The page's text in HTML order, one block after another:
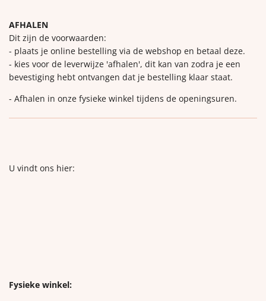
AFHALEN
Dit zijn de voorwaarden:
- plaats je online bestelling via de webshop en betaal deze.
- kies voor de leverwijze 'afhalen', dit kan van zodra je een
bevestiging hebt ontvangen dat je bestelling klaar staat.
- Afhalen in onze fysieke winkel tijdens de openingsuren.
U vindt ons hier:
Fysieke winkel: